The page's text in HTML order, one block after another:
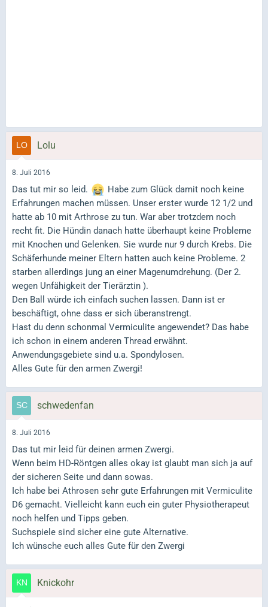
Lolu
8. Juli 2016
Das tut mir so leid.
Habe zum Glück damit noch keine
Erfahrungen machen müssen. Unser erster wurde 12 1/2 und
hatte ab 10 mit Arthrose zu tun. War aber trotzdem noch
recht fit. Die Hündin danach hatte überhaupt keine Probleme
mit Knochen und Gelenken. Sie wurde nur 9 durch Krebs. Die
Schäferhunde meiner Eltern hatten auch keine Probleme. 2
starben allerdings jung an einer Magenumdrehung. (Der 2.
wegen Unfähigkeit der Tierärztin ).
Den Ball würde ich einfach suchen lassen. Dann ist er
beschäftigt, ohne dass er sich überanstrengt.
Hast du denn schonmal Vermiculite angewendet? Das habe
ich schon in einem anderen Thread erwähnt.
Anwendungsgebiete sind u.a. Spondylosen.
Alles Gute für den armen Zwergi!
schwedenfan
8. Juli 2016
Das tut mir leid für deinen armen Zwergi.
Wenn beim HD-Röntgen alles okay ist glaubt man sich ja auf
der sicheren Seite und dann sowas.
Ich habe bei Athrosen sehr gute Erfahrungen mit Vermiculite
D6 gemacht. Vielleicht kann euch ein guter Physiotherapeut
noch helfen und Tipps geben.
Suchspiele sind sicher eine gute Alternative.
Ich wünsche euch alles Gute für den Zwergi
Knickohr